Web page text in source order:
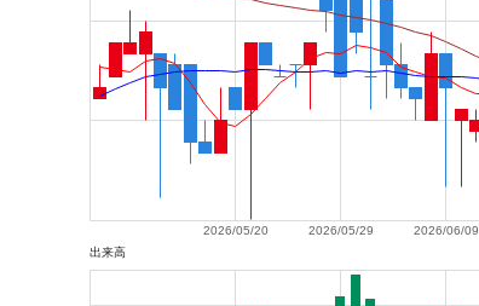
2026/06/09
2026/05/29
2026/05/20
出来高